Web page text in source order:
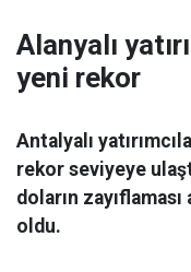
Alanyalı
yeni rekor
Antalyalı
rekor seviyeye
doların
oldu.